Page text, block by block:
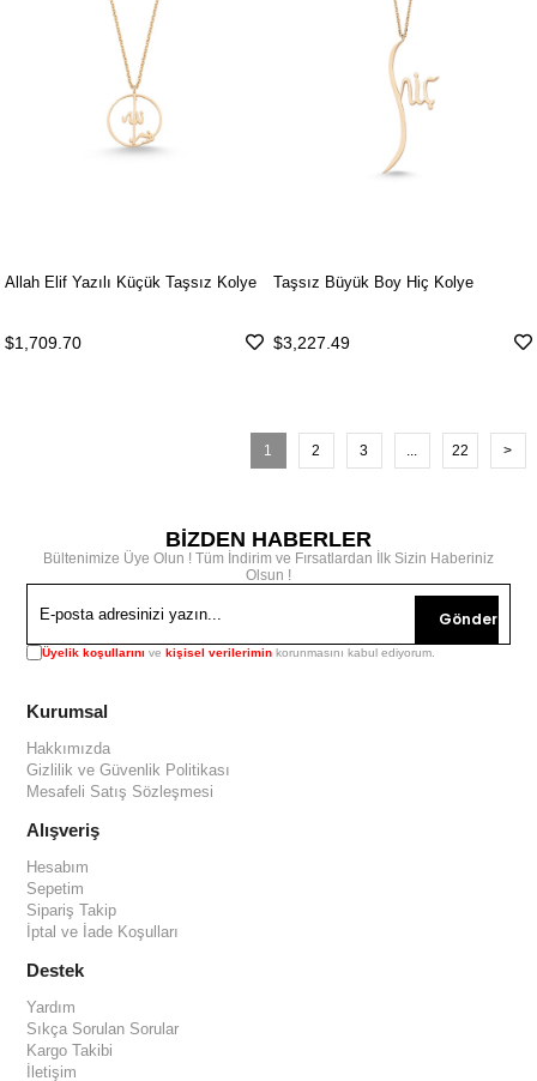
Allah Elif Yazılı Küçük Taşsız Kolye
$1,709.70
Taşsız Büyük Boy Hiç Kolye
$3,227.49
1 2 3 ... 22 >
BİZDEN HABERLER
Bültenimize Üye Olun ! Tüm İndirim ve Fırsatlardan İlk Sizin Haberiniz
Olsun !
Gönder
Üyelik koşullarını vekişisel verilerimin korunmasını kabul ediyorum.
Kurumsal
Hakkımızda
Gizlilik ve Güvenlik Politikası
Mesafeli Satış Sözleşmesi
Alışveriş
Hesabım
Sepetim
Sipariş Takip
İptal ve İade Koşulları
Destek
Yardım
Sıkça Sorulan Sorular
Kargo Takibi
İletişim